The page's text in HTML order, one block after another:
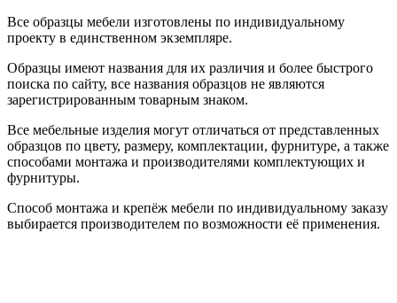
Все образцы мебели изготовлены по индивидуальному
проекту в единственном экземпляре.
Образцы имеют названия для их различия и более быстрого
поиска по сайту, все названия образцов не являются
зарегистрированным товарным знаком.
Все мебельные изделия могут отличаться от представленных
образцов по цвету, размеру, комплектации, фурнитуре, а также
способами монтажа и производителями комплектующих и
фурнитуры.
Способ монтажа и крепёж мебели по индивидуальному заказу
выбирается производителем по возможности её применения.